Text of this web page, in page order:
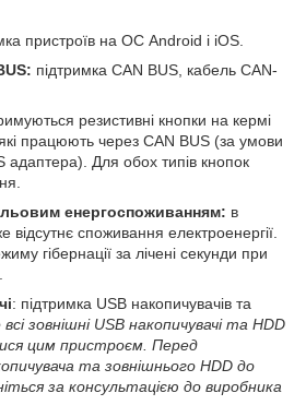
пристроїв на ОС Android і iOS.
підтримка CAN BUS, кабель CAN-
резистивні кнопки на кермі
працюють через CAN BUS (за умови
адаптера). Для обох типів кнопок
енергоспоживанням: в
відсутнє споживання електроенергії.
гібернації за лічені секунди при
: підтримка USB накопичувачів та
зовнішні USB накопичувачі та HDD
цим пристроєм. Перед
та зовнішнього HDD до
за консультацією до виробника